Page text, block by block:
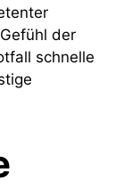
der
schnelle